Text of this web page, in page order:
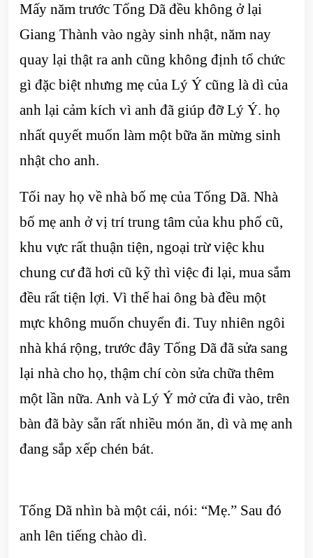
Mấy năm trước Tống Dã đều không ở lại
Giang Thành vào ngày sinh nhật, năm nay
quay lại thật ra anh cũng không định tổ chức
gì đặc biệt nhưng mẹ của Lý Ý cũng là dì của
anh lại cảm kích vì anh đã giúp đỡ Lý Ý. họ
nhất quyết muốn làm một bữa ăn mừng sinh
nhật cho anh.
Tối nay họ về nhà bố mẹ của Tống Dã. Nhà
bố mẹ anh ở vị trí trung tâm của khu phố cũ,
khu vực rất thuận tiện, ngoại trừ việc khu
chung cư đã hơi cũ kỹ thì việc đi lại, mua sắm
đều rất tiện lợi. Vì thế hai ông bà đều một
mực không muốn chuyển đi. Tuy nhiên ngôi
nhà khá rộng, trước đây Tống Dã đã sửa sang
lại nhà cho họ, thậm chí còn sửa chữa thêm
một lần nữa. Anh và Lý Ý mở cửa đi vào, trên
bàn đã bày sẵn rất nhiều món ăn, dì và mẹ anh
đang sắp xếp chén bát.
Tống Dã nhìn bà một cái, nói: “Mẹ.” Sau đó
anh lên tiếng chào dì.